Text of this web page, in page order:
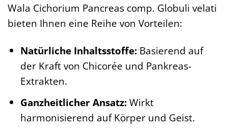
Wala Cichorium Pancreas comp. Globuli velati
bieten Ihnen eine Reihe von Vorteilen:
Natürliche Inhaltsstoffe:Basierend auf
der Kraft von Chicorée und Pankreas-
Extrakten.
Ganzheitlicher Ansatz:Wirkt
harmonisierend auf Körper und Geist.